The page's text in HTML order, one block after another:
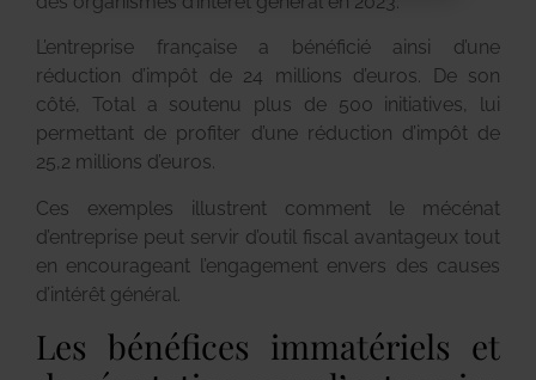
L’entreprise française a bénéficié ainsi d’une
réduction d’impôt de 24 millions d’euros. De son
côté, Total a soutenu plus de 500 initiatives, lui
permettant de profiter d’une réduction d’impôt de
25,2 millions d’euros.
Ces exemples illustrent comment le mécénat
d’entreprise peut servir d’outil fiscal avantageux tout
en encourageant l’engagement envers des causes
d’intérêt général.
Les bénéfices immatériels et